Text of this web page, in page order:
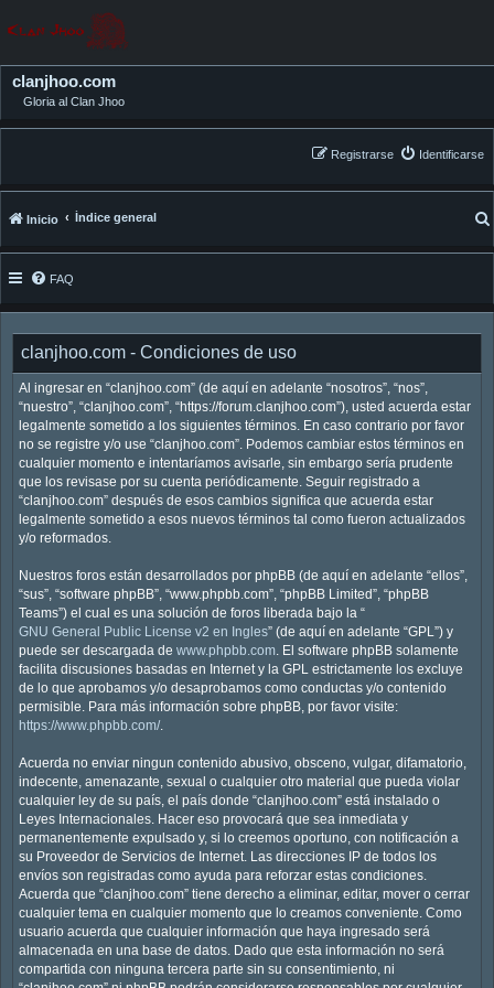
clanjhoo.com
Gloria al Clan Jhoo
Identificarse
Registrarse
Inicio Índice general
FAQ
clanjhoo.com - Condiciones de uso
Al ingresar en “clanjhoo.com” (de aquí en adelante “nosotros”, “nos”,
“nuestro”, “clanjhoo.com”, “https://forum.clanjhoo.com”), usted acuerda estar
legalmente sometido a los siguientes términos. En caso contrario por favor
no se registre y/o use “clanjhoo.com”. Podemos cambiar estos términos en
cualquier momento e intentaríamos avisarle, sin embargo sería prudente
que los revisase por su cuenta periódicamente. Seguir registrado a
“clanjhoo.com” después de esos cambios significa que acuerda estar
legalmente sometido a esos nuevos términos tal como fueron actualizados
y/o reformados.
Nuestros foros están desarrollados por phpBB (de aquí en adelante “ellos”,
“sus”, “software phpBB”, “www.phpbb.com”, “phpBB Limited”, “phpBB
Teams”) el cual es una solución de foros liberada bajo la “
GNU General Public License v2 en Ingles” (de aquí en adelante “GPL”) y
puede ser descargada de www.phpbb.com. El software phpBB solamente
facilita discusiones basadas en Internet y la GPL estrictamente los excluye
de lo que aprobamos y/o desaprobamos como conductas y/o contenido
permisible. Para más información sobre phpBB, por favor visite:
https://www.phpbb.com/.
Acuerda no enviar ningun contenido abusivo, obsceno, vulgar, difamatorio,
indecente, amenazante, sexual o cualquier otro material que pueda violar
cualquier ley de su país, el país donde “clanjhoo.com” está instalado o
Leyes Internacionales. Hacer eso provocará que sea inmediata y
permanentemente expulsado y, si lo creemos oportuno, con notificación a
su Proveedor de Servicios de Internet. Las direcciones IP de todos los
envíos son registradas como ayuda para reforzar estas condiciones.
Acuerda que “clanjhoo.com” tiene derecho a eliminar, editar, mover o cerrar
cualquier tema en cualquier momento que lo creamos conveniente. Como
usuario acuerda que cualquier información que haya ingresado será
almacenada en una base de datos. Dado que esta información no será
compartida con ninguna tercera parte sin su consentimiento, ni